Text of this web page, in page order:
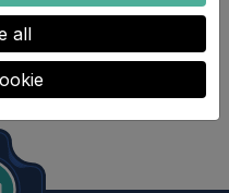
all